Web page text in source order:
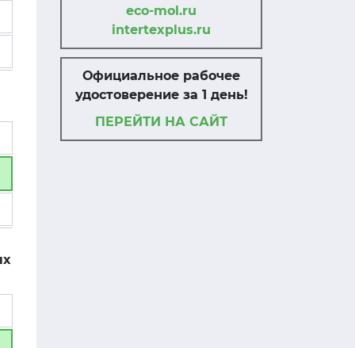
eco-mol.ru
intertexplus.ru
Официальное рабочее
удостоверение за 1 день!
ПЕРЕЙТИ НА САЙТ